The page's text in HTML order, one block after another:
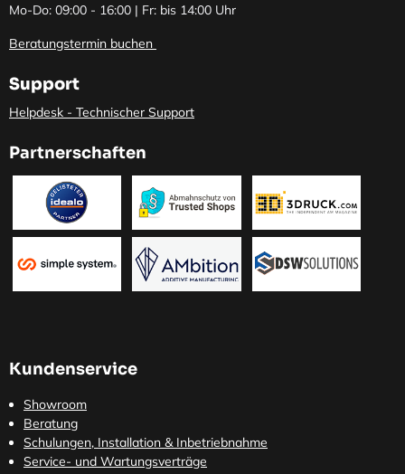
Mo-Do: 09:00 - 16:00 | Fr: bis 14:00 Uhr
Beratungstermin buchen
Support
Helpdesk - Technischer Support
Partnerschaften
Kundenservice
Showroom
Beratung
Schulungen, Installation & Inbetriebnahme
Service- und Wartungsverträge